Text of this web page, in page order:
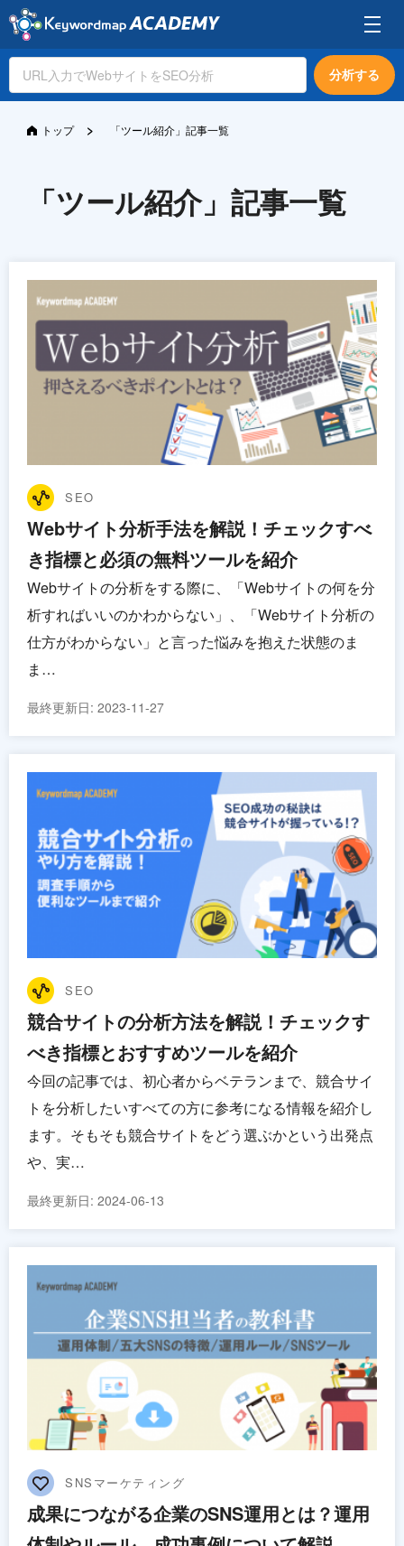
分析する
トップ > 「ツール紹介」記事一覧
「ツール紹介」記事一覧
SEO
Webサイト分析手法を解説！チェックすべ
き指標と必須の無料ツールを紹介
Webサイトの分析をする際に、「Webサイトの何を分
析すればいいのかわからない」、「Webサイト分析の
仕方がわからない」と言った悩みを抱えた状態のま
ま…
最終更新日: 2023-11-27
SEO
競合サイトの分析方法を解説！チェックす
べき指標とおすすめツールを紹介
今回の記事では、初心者からベテランまで、競合サイ
トを分析したいすべての方に参考になる情報を紹介し
ます。そもそも競合サイトをどう選ぶかという出発点
や、実…
最終更新日: 2024-06-13
SNSマーケティング
成果につながる企業のSNS運用とは？運用